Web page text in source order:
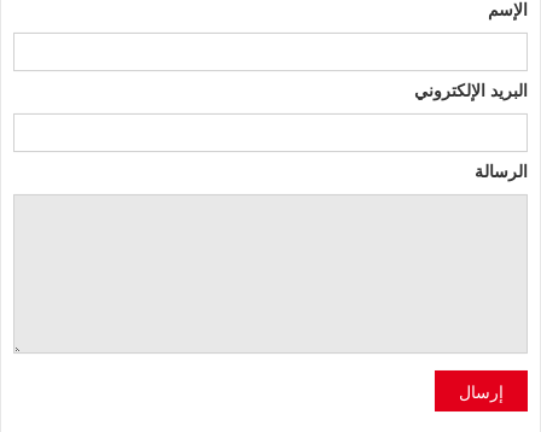
الإسم
البريد الإلكتروني
الرسالة
إرسال